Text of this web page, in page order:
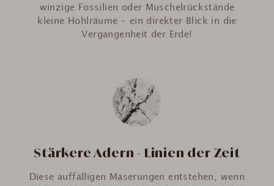
winzige Fossilien oder Muschelrückstände
kleine Hohlräume – ein direkter Blick in die
Vergangenheit der Erde!
Stärkere Adern - Linien der Zeit
Diese auffälligen Maserungen entstehen, wenn